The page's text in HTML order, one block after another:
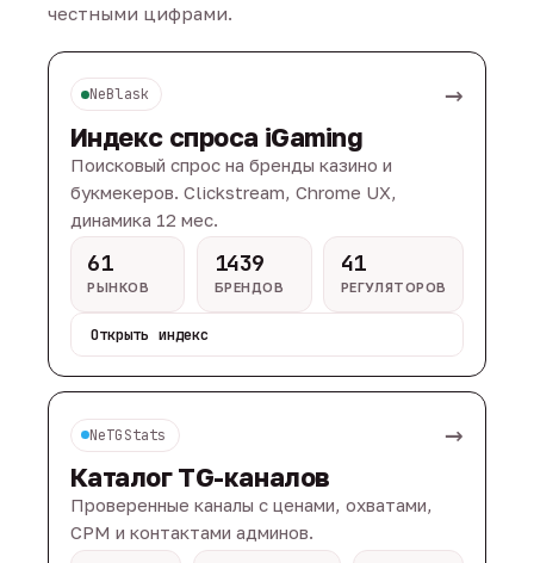
честными цифрами.
NeBlask →
Индекс спроса iGaming
Поисковый спрос на бренды казино и
букмекеров. Clickstream, Chrome UX,
динамика 12 мес.
61
РЫНКОВ
1439
БРЕНДОВ
41
РЕГУЛЯТОРОВ
Открыть индекс
NeTGStats →
Каталог TG-каналов
Проверенные каналы с ценами, охватами,
CPM и контактами админов.